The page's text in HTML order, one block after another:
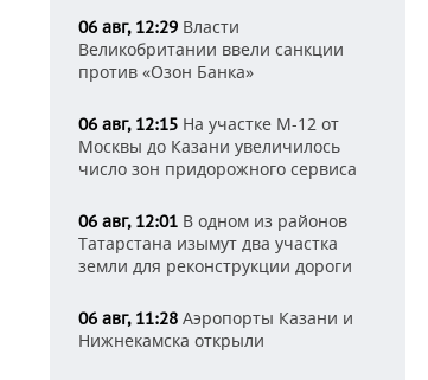
06 авг, 12:29 Власти
Великобритании ввели санкции
против «Озон Банка»
06 авг, 12:15 На участке М-12 от
Москвы до Казани увеличилось
число зон придорожного сервиса
06 авг, 12:01 В одном из районов
Татарстана изымут два участка
земли для реконструкции дороги
06 авг, 11:28 Аэропорты Казани и
Нижнекамска открыли